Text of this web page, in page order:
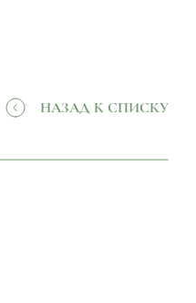
НАЗАД К СПИСКУ